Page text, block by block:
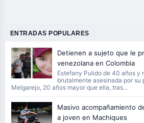
ENTRADAS POPULARES
Detienen a sujeto que le
venezolana en Colombia
Estefany Pulido de 40 años y
brutalmente asesinada por su
Melgarejo, 20 años mayor que ella, tras...
Masivo acompañamiento
a joven en Machiques